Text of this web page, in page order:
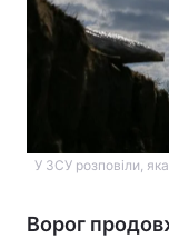
У ЗСУ розповіли,
Ворог